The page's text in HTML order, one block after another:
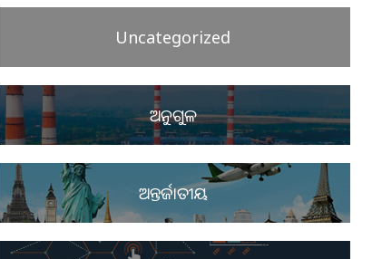
Uncategorized
ଅନୁଗୁଳ
ଅନ୍ତର୍ଜାତୀୟ